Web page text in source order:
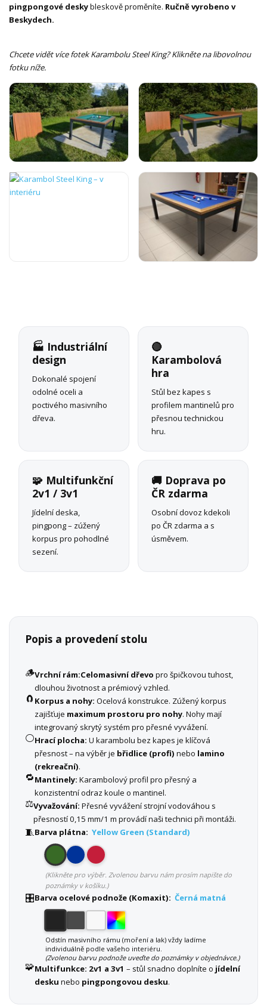
pingpongové deskybleskově proměníte. Ručně vyrobeno v
Beskydech.
Chcete vidět více fotek Karambolu Steel King? Klikněte na libovolnou
fotku níže.
🏭 Industriální
design
Dokonalé spojení
odolné oceli a
poctivého masivního
dřeva.
🔴
Karambolová
hra
Stůl bez kapes s
profilem mantinelů pro
přesnou technickou
hru.
🧩 Multifunkční
2v1 / 3v1
Jídelní deska,
pingpong – zúžený
korpus pro pohodlné
sezení.
🚚 Doprava po
ČR zdarma
Osobní dovoz kdekoli
po ČR zdarma a s
úsměvem.
Popis a provedení stolu
🪵Vrchní rám:Celomasivní dřevo pro špičkovou tuhost,
dlouhou životnost a prémiový vzhled.
🧲 Korpus a nohy: Ocelová konstrukce. Zúžený korpus
zajišťuje maximum prostoru pro nohy. Nohy mají
integrovaný skrytý systém pro přesné vyvážení.
⚪Hrací plocha: U karambolu bez kapes je klíčová
přesnost – na výběr je břidlice (profi) nebo lamino
(rekreační).
🔁Mantinely: Karambolový profil pro přesný a
konzistentní odraz koule o mantinel.
⚖️Vyvažování: Přesné vyvážení strojní vodováhou s
přesností 0,15 mm/1 m provádí naši technici při montáži.
🧵Barva plátna: Yellow Green (Standard)
(Klikněte pro výběr. Zvolenou barvu nám prosím napište do
poznámky v košíku.)
🎛️Barva ocelové podnože (Komaxit): Černá matná
Odstín masivního rámu (moření a lak) vždy ladíme
individuálně podle vašeho interiéru.
(Zvolenou barvu podnože uveďte do poznámky v objednávce.)
🧩Multifunkce: 2v1 a 3v1 – stůl snadno doplníte o jídelní
desku nebo pingpongovou desku.